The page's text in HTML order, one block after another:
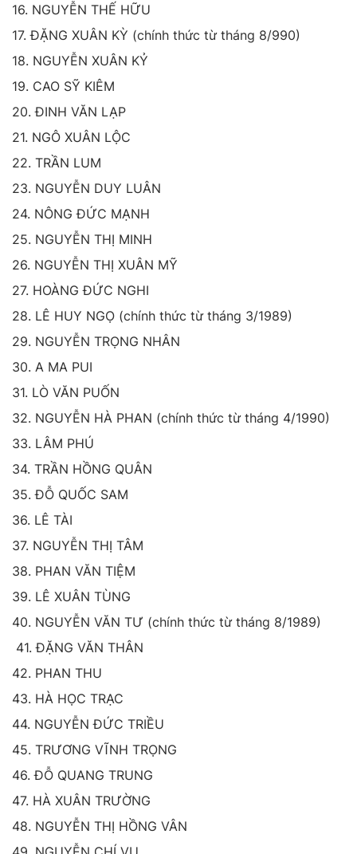
16. NGUYỄN THẾ HỮU
17. ĐẶNG XUÂN KỲ (chính thức từ tháng 8/990)
18. NGUYỄN XUÂN KỶ
19. CAO SỸ KIÊM
20. ĐINH VĂN LẠP
21. NGÔ XUÂN LỘC
22. TRẦN LUM
23. NGUYỄN DUY LUÂN
24. NÔNG ĐỨC MẠNH
25. NGUYỄN THỊ MINH
26. NGUYỄN THỊ XUÂN MỸ
27. HOÀNG ĐỨC NGHI
28. LÊ HUY NGỌ (chính thức từ tháng 3/1989)
29. NGUYỄN TRỌNG NHÂN
30. A MA PUI
31. LÒ VĂN PUỐN
32. NGUYỄN HÀ PHAN (chính thức từ tháng 4/1990)
33. LÂM PHÚ
34. TRẦN HỒNG QUÂN
35. ĐỖ QUỐC SAM
36. LÊ TÀI
37. NGUYỄN THỊ TÂM
38. PHAN VĂN TIỆM
39. LÊ XUÂN TÙNG
40. NGUYỄN VĂN TƯ (chính thức từ tháng 8/1989)
41. ĐẶNG VĂN THÂN
42. PHAN THU
43. HÀ HỌC TRẠC
44. NGUYỄN ĐỨC TRIỀU
45. TRƯƠNG VĨNH TRỌNG
46. ĐỖ QUANG TRUNG
47. HÀ XUÂN TRƯỜNG
48. NGUYỄN THỊ HỒNG VÂN